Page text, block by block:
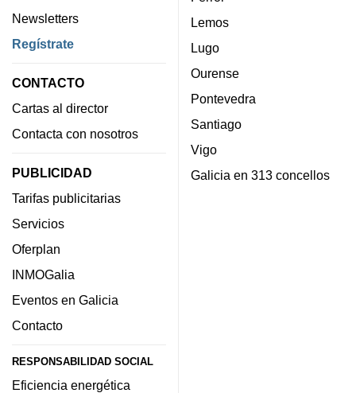
Newsletters
Regístrate
CONTACTO
Cartas al director
Contacta con nosotros
PUBLICIDAD
Tarifas publicitarias
Servicios
Oferplan
INMOGalia
Eventos en Galicia
Contacto
RESPONSABILIDAD SOCIAL
Eficiencia energética
Lemos
Lugo
Ourense
Pontevedra
Santiago
Vigo
Galicia en 313 concellos